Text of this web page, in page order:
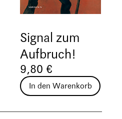
Signal zum
Aufbruch!
9,80 €
In den Warenkorb